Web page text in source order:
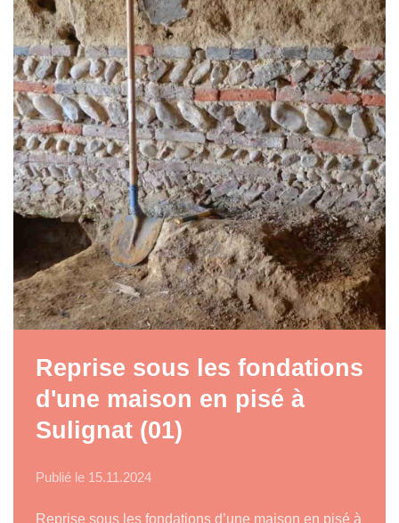
Reprise sous les fondations
d'une maison en pisé à
Sulignat (01)
Publié le 15.11.2024
Reprise sous les fondations d’une maison en pisé à